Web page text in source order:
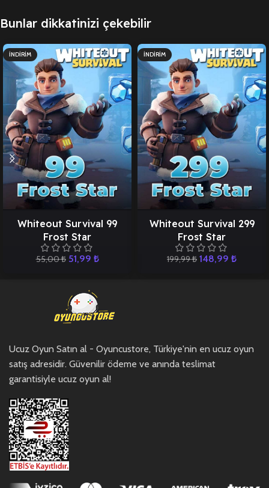
Bunlar dikkatinizi çekebilir
İNDIRIM
Whiteout Survival 99
Frost Star
55,00₺ 51,99 ₺
İNDIRIM
Whiteout Survival 299
Frost Star
199,99₺ 148,99 ₺
Ucuz Oyun Satın al - Oyuncustore, Türkiye'nin en ucuz oyun
satış adresidir. Güvenilir ödeme ve anında teslimat
garantisiyle ucuz oyun al!